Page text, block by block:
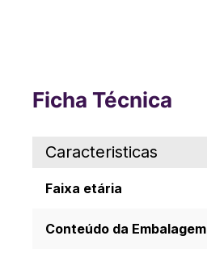
Ficha Técnica
Caracteristicas
Faixa etária
Conteúdo da Embalagem